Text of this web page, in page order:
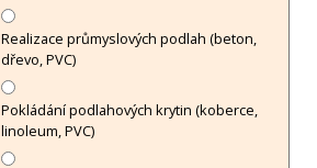
Realizace průmyslových podlah (beton,
dřevo, PVC)
Pokládání podlahových krytin (koberce,
linoleum, PVC)